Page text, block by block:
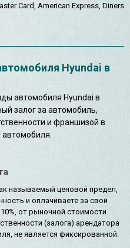
Card, American Express, Diners
Hyundai в
автомобиля Hyundai в
залог за автомобиль,
и франшизой в
называемый ценовой предел,
и оплачиваете за свой
от рыночной стоимости
(залога) арендатора
не является фиксированной.